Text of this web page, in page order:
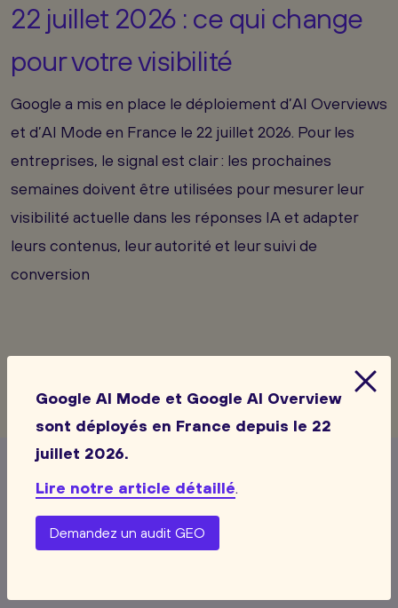
22 juillet 2026 : ce qui change
pour votre visibilité
Google a mis en place le déploiement d’AI Overviews
et d’AI Mode en France le 22 juillet 2026. Pour les
entreprises, le signal est clair : les prochaines
semaines doivent être utilisées pour mesurer leur
visibilité actuelle dans les réponses IA et adapter
leurs contenus, leur autorité et leur suivi de
conversion
Voir toutes les actualités
Google AI Mode et Google AI Overview
sont déployés en France depuis le 22
juillet 2026.
Lire notre article détaillé.
Demandez un audit GEO